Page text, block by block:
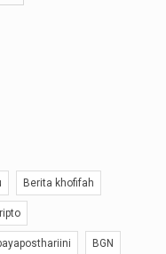
Berita khofifah
BGN